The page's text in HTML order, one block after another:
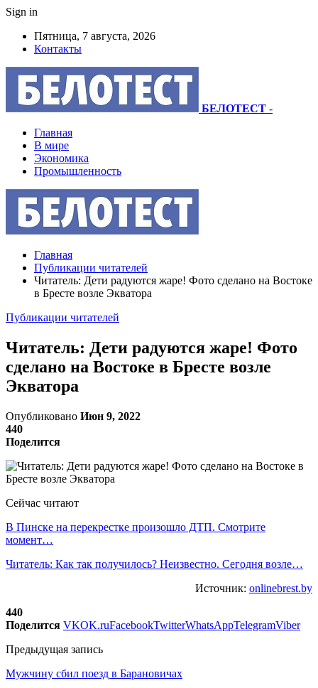
Sign in
Пятница, 7 августа, 2026
Контакты
БЕЛОТЕСТ -
Главная
В мире
Экономика
Промышленность
Главная
Публикации читателей
Читатель: Дети радуются жаре! Фото сделано на Востоке
в Бресте возле Экватора
Публикации читателей
Читатель: Дети радуются жаре! Фото
сделано на Востоке в Бресте возле
Экватора
Опубликовано Июн 9, 2022
440
Поделится
Сейчас читают
В Пинске на перекрестке произошло ДТП. Смотрите
момент…
Читатель: Как так получилось? Неизвестно. Сегодня возле…
Источник: onlinebrest.by
440
Поделится VKOK.ruFacebookTwitterWhatsAppTelegramViber
Предыдущая запись
Мужчину сбил поезд в Барановичах